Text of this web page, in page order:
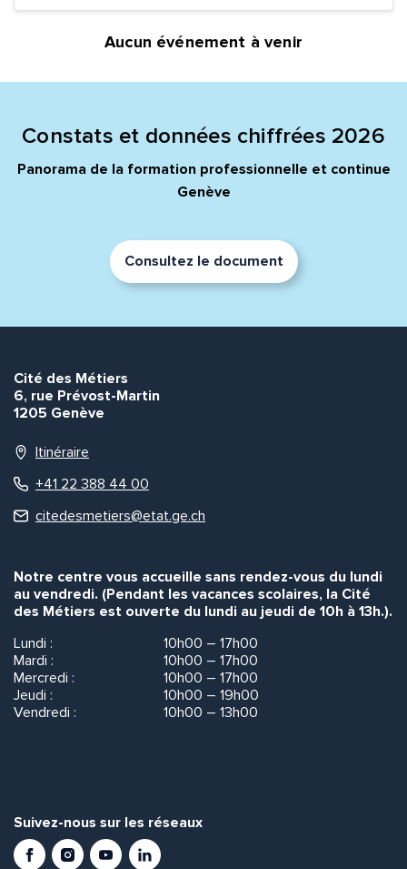
Aucun événement à venir
Constats et données chiffrées 2026
Panorama de la formation professionnelle et continue
Genève
Consultez le document
Cité des Métiers
6, rue Prévost-Martin
1205 Genève
Itinéraire
+41 22 388 44 00
citedesmetiers@etat.ge.ch
Notre centre vous accueille sans rendez-vous du lundi
au vendredi. (Pendant les vacances scolaires, la Cité
des Métiers est ouverte du lundi au jeudi de 10h à 13h.).
Lundi :
10h00 – 17h00
Mardi :
10h00 – 17h00
Mercredi :
10h00 – 17h00
Jeudi :
10h00 – 19h00
Vendredi :
10h00 – 13h00
Suivez-nous sur les réseaux
FacebookInstagramYoutubeLinkedIn
Prénom et nom*
Envoyer
Commentaire*
Envoyer